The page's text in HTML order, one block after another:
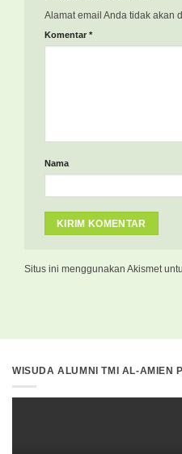
Alamat email Anda tidak akan
Komentar *
Nama
Situs ini menggunakan Akismet
WISUDA ALUMNI TMI AL-AMIEN